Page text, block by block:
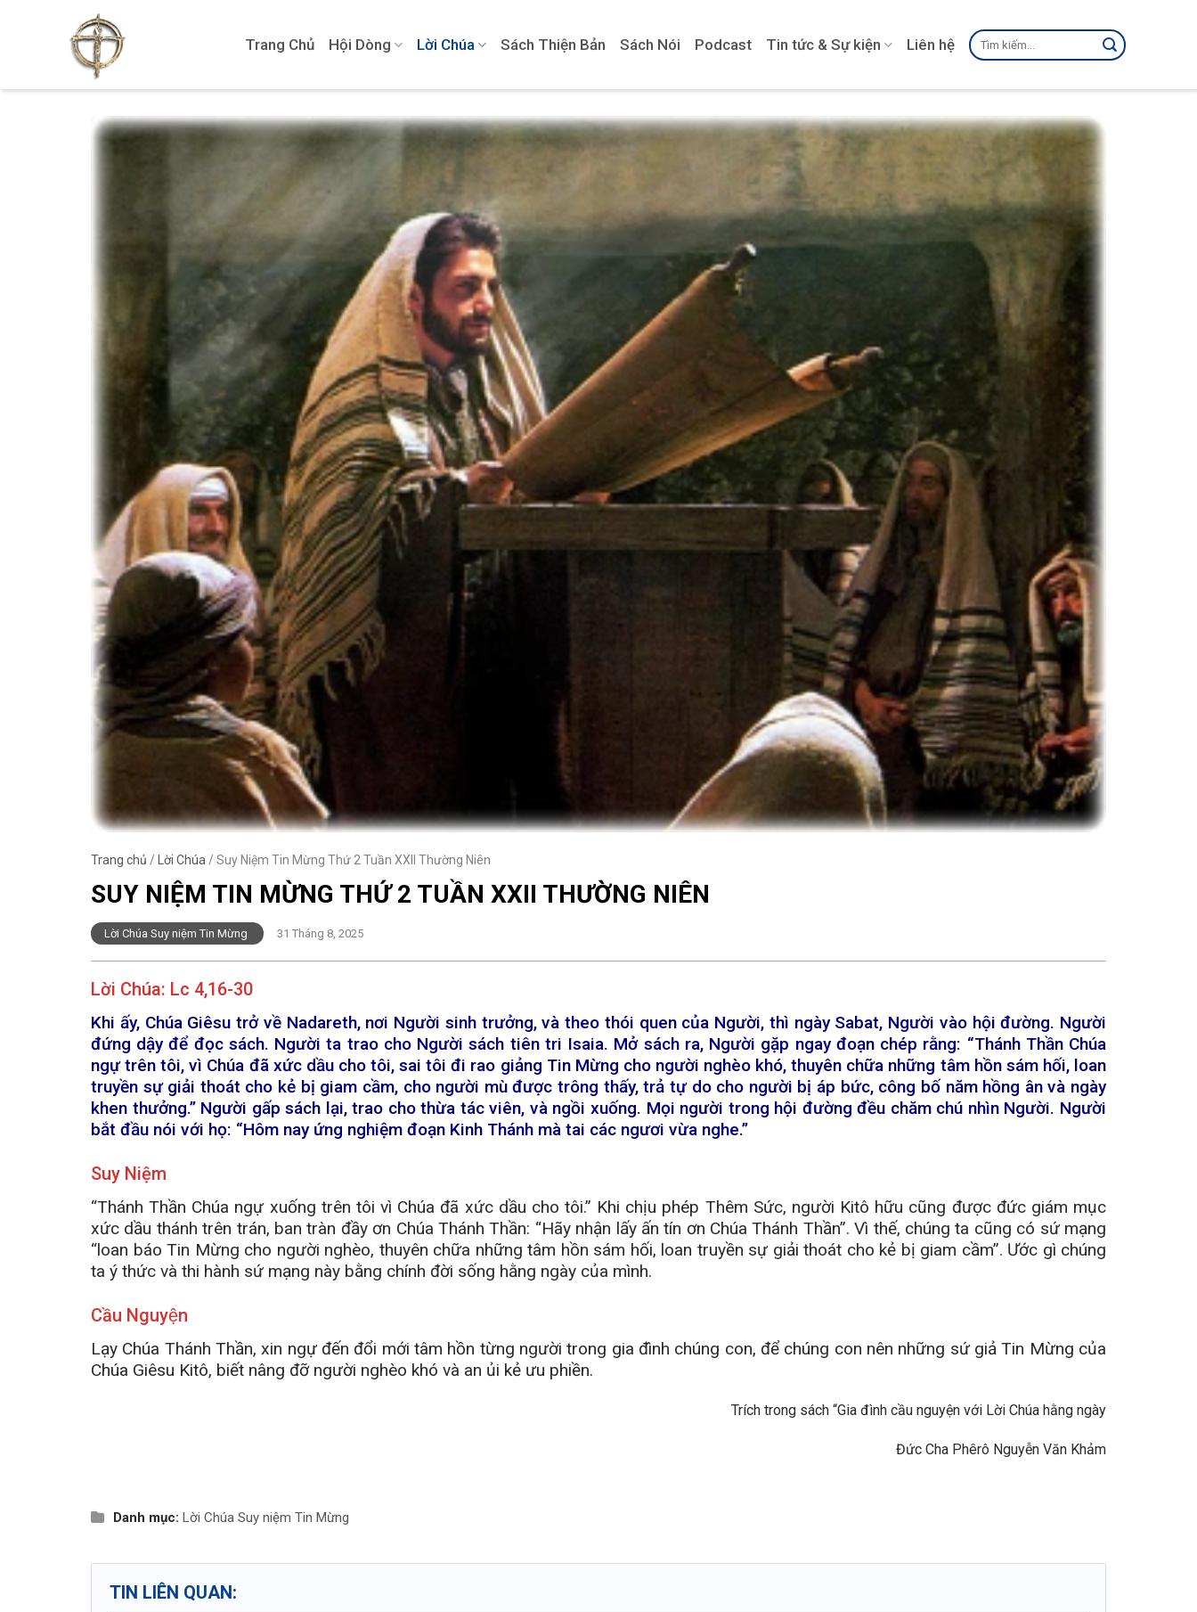
Trang Chủ Hội Dòng Lời Chúa Sách Thiện Bản Sách Nói Podcast Tin tức & Sự kiện Liên hệ
Tìm
kiếm:
Trang chủ / Lời Chúa / Suy Niệm Tin Mừng Thứ 2 Tuần XXII Thường Niên
SUY NIỆM TIN MỪNG THỨ 2 TUẦN XXII THƯỜNG NIÊN
Lời Chúa Suy niệm Tin Mừng 31 Tháng 8, 2025
Lời Chúa: Lc 4,16-30
Khi ấy, Chúa Giêsu trở về Nadareth, nơi Người sinh trưởng, và theo thói quen của Người, thì ngày Sabat, Người vào hội đường. Người
đứng dậy để đọc sách. Người ta trao cho Người sách tiên tri Isaia. Mở sách ra, Người gặp ngay đoạn chép rằng: “Thánh Thần Chúa
ngự trên tôi, vì Chúa đã xức dầu cho tôi, sai tôi đi rao giảng Tin Mừng cho người nghèo khó, thuyên chữa những tâm hồn sám hối, loan
truyền sự giải thoát cho kẻ bị giam cầm, cho người mù được trông thấy, trả tự do cho người bị áp bức, công bố năm hồng ân và ngày
khen thưởng.” Người gấp sách lại, trao cho thừa tác viên, và ngồi xuống. Mọi người trong hội đường đều chăm chú nhìn Người. Người
bắt đầu nói với họ: “Hôm nay ứng nghiệm đoạn Kinh Thánh mà tai các ngươi vừa nghe.”
Suy Niệm
“Thánh Thần Chúa ngự xuống trên tôi vì Chúa đã xức dầu cho tôi.” Khi chịu phép Thêm Sức, người Kitô hữu cũng được đức giám mục
xức dầu thánh trên trán, ban tràn đầy ơn Chúa Thánh Thần: “Hãy nhận lấy ấn tín ơn Chúa Thánh Thần”. Vì thế, chúng ta cũng có sứ mạng
“loan báo Tin Mừng cho người nghèo, thuyên chữa những tâm hồn sám hối, loan truyền sự giải thoát cho kẻ bị giam cầm”. Ước gì chúng
ta ý thức và thi hành sứ mạng này bằng chính đời sống hằng ngày của mình.
Cầu Nguyện
Lạy Chúa Thánh Thần, xin ngự đến đổi mới tâm hồn từng người trong gia đình chúng con, để chúng con nên những sứ giả Tin Mừng của
Chúa Giêsu Kitô, biết nâng đỡ người nghèo khó và an ủi kẻ ưu phiền.
Trích trong sách “Gia đình cầu nguyện với Lời Chúa hằng ngày
Đức Cha Phêrô Nguyễn Văn Khảm
Danh mục: Lời Chúa Suy niệm Tin Mừng
TIN LIÊN QUAN: